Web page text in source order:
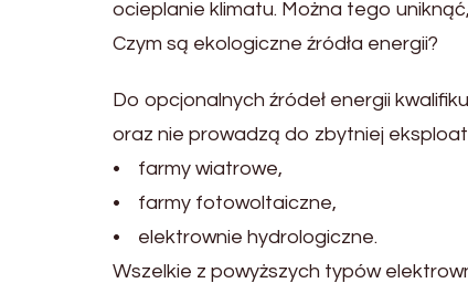
ocieplanie klimatu. Można tego
Czym są ekologiczne źródła energii?
Do opcjonalnych źródeł energii
oraz nie prowadzą do zbytniej
• farmy wiatrowe,
• farmy fotowoltaiczne,
• elektrownie hydrologiczne.
Wszelkie z powyższych typów